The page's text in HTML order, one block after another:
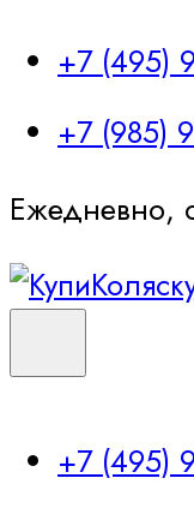
+7 (495)
+7 (985)
Ежедневно,
+7 (495)